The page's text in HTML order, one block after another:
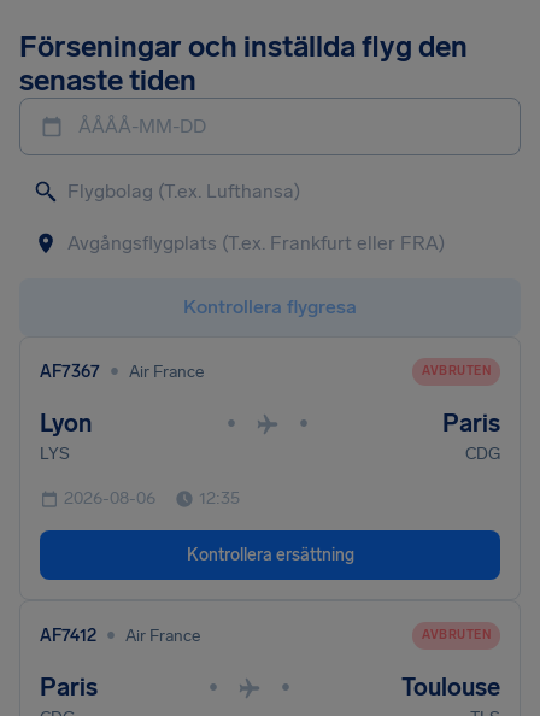
Förseningar och inställda flyg den
senaste tiden
ÅÅÅÅ-MM-DD
Kontrollera flygresa
AF7367 • Air France AVBRUTEN
Lyon • • Paris
LYS CDG
2026-08-06 12:35
Kontrollera ersättning
AF7412 • Air France AVBRUTEN
Paris • • Toulouse